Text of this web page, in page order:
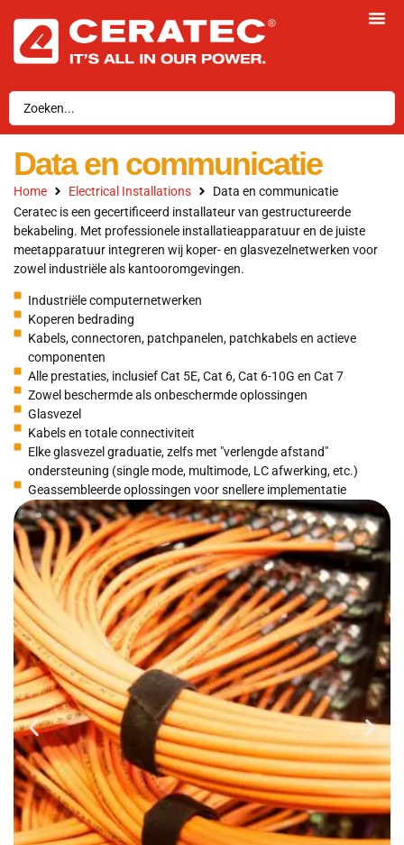
Data en communicatie
Home Electrical Installations
Data en communicatie
Ceratec is een gecertificeerd installateur van gestructureerde
bekabeling. Met professionele installatieapparatuur en de juiste
meetapparatuur integreren wij koper- en glasvezelnetwerken voor
zowel industriële als kantooromgevingen.
Industriële computernetwerken
Koperen bedrading
Kabels, connectoren, patchpanelen, patchkabels en actieve
componenten
Alle prestaties, inclusief Cat 5E, Cat 6, Cat 6-10G en Cat 7
Zowel beschermde als onbeschermde oplossingen
Glasvezel
Kabels en totale connectiviteit
Elke glasvezel graduatie, zelfs met "verlengde afstand"
ondersteuning (single mode, multimode, LC afwerking, etc.)
Geassembleerde oplossingen voor snellere implementatie